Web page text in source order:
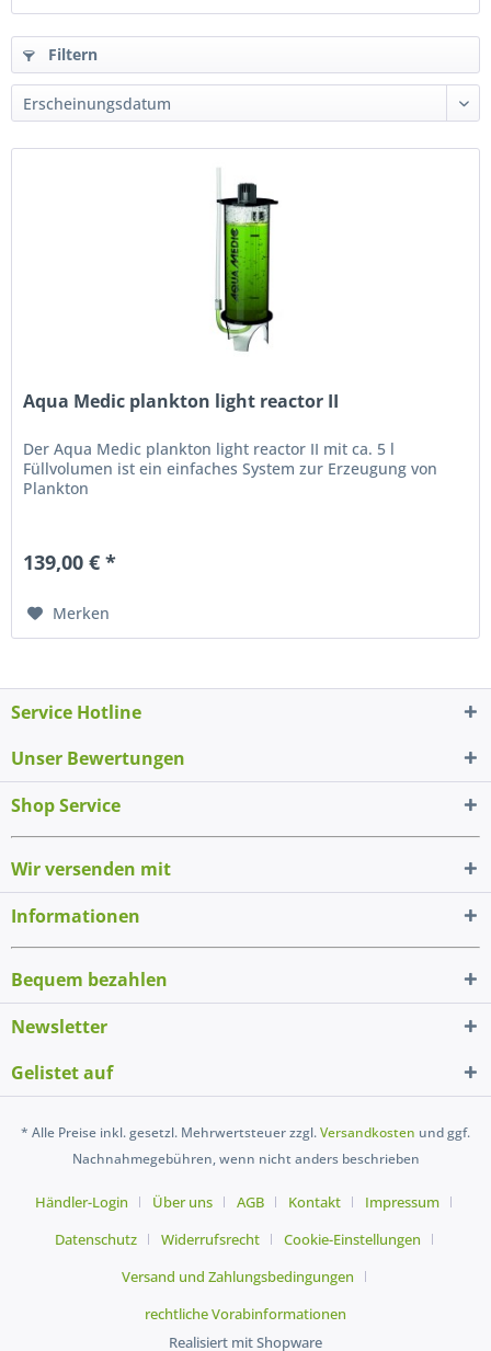
Filtern
Aqua Medic plankton light reactor II
Der Aqua Medic plankton light reactor II mit ca. 5 l
Füllvolumen ist ein einfaches System zur Erzeugung von
Plankton
139,00 € *
Merken
Service Hotline
Unser Bewertungen
Shop Service
Wir versenden mit
Informationen
Bequem bezahlen
Newsletter
Gelistet auf
* Alle Preise inkl. gesetzl. Mehrwertsteuer zzgl.Versandkosten und ggf.
Nachnahmegebühren, wenn nicht anders beschrieben
Händler-Login Über uns AGB Kontakt
Impressum
Datenschutz
Widerrufsrecht
Cookie-Einstellungen
Versand und Zahlungsbedingungen
rechtliche Vorabinformationen
Realisiert mit Shopware